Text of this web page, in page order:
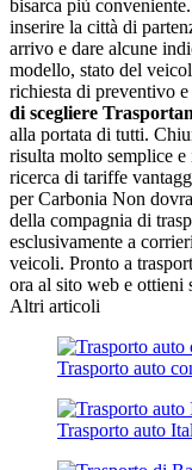
bisarca più
inserire la città di
arrivo e dare alcune
modello, stato del
richiesta di preventivo
di scegliere
alla portata di tutti.
risulta molto semplice
ricerca di tariffe
per Carbonia Non
della compagnia di
esclusivamente a
veicoli. Pronto a
ora al sito web e
Altri articoli
Trasporto auto
Trasporto auto